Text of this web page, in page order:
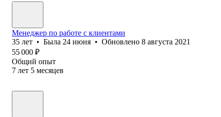
Менеджер по работе с клиентами
35 лет • Была 24 июня • Обновлено 8 августа 2021
55 000 ₽
Общий опыт
7 лет 5 месяцев